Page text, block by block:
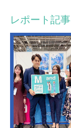
レポート記事